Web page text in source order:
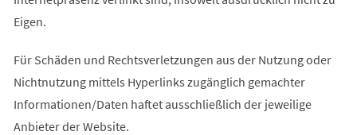
Eigen.
Für Schäden und Rechtsverletzungen aus der Nutzung oder
Nichtnutzung mittels Hyperlinks zugänglich gemachter
Informationen/Daten haftet ausschließlich der jeweilige
Anbieter der Website.